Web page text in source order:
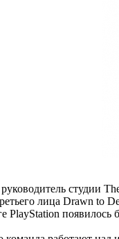
студии
лица Drawn to
PlayStation